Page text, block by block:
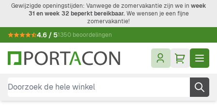
Ga naar de inhoud
Gewijzigde openingstijden: Vanwege de zomervakantie zijn we in week
31 en week 32 beperkt bereikbaar.We wensen je een fijne
zomervakantie!
4.6 / 51350 beoordelingen
Doorzoek de hele winkel